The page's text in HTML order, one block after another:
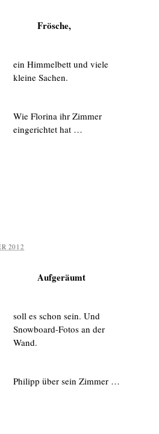
Frösche,
ein Himmelbett und viele
kleine Sachen.
Wie Florina ihr Zimmer
eingerichtet hat …
2012
Aufgeräumt
soll es schon sein. Und
Snowboard-Fotos an der
Wand.
Philipp über sein Zimmer …